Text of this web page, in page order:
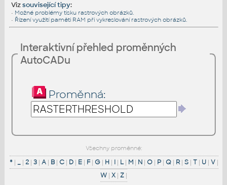
Vizsouvisející tipy:
• Možné problémy tisku rastrových obrázků.
• Řízení využití paměti RAM při vykreslování rastrových obrázků.
Interaktivní přehled proměnných
AutoCADu
Proměnná:
Všechny proměnné:
*| _| 2| 3| A| B| C| D| E| F| G| H | I| L| M| N| O| P| Q| R| S| T| U| V|
W | X | Z |